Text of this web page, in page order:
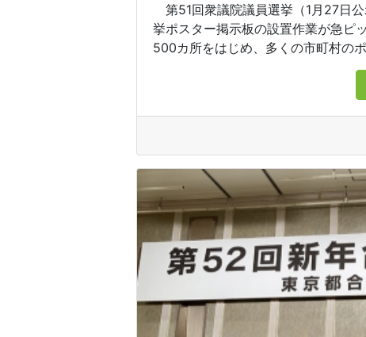
第51回衆議院議員選挙（1月27日
挙ポスター掲示板の設置作業が急ピ
500カ所をはじめ、多くの市町村の